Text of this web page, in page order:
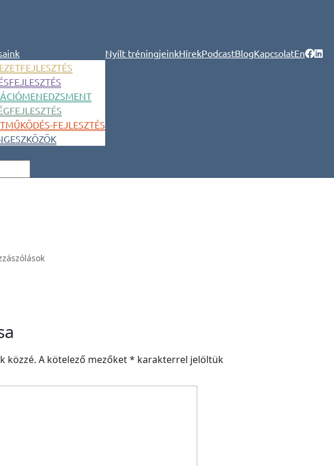
FEJLESZTÉS
Nyílt tréningjeinkHírekPodcastBlogKapcsolatEn
közzé. A kötelező mezőket* karakterrel jelöltük